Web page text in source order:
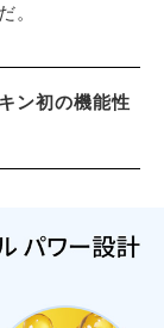
。
ン初の機能性